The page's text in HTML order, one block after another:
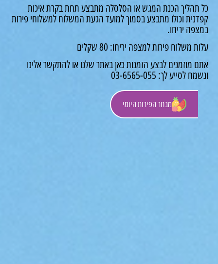
מבחר הפירות היומי
הכנת המגש או הסלסלה מתבצע תחת בקרת איכות
וכולו מתבצע בסמוך למועד הגעת המשלוח למשלוחי פירות
יריחו.
משלוח פירות למצפה יריחו: 80 שקלים
מוזמנים לבצע הזמנות כאן באתר שלנו או להתקשר אלינו
לך: 03-6565-055